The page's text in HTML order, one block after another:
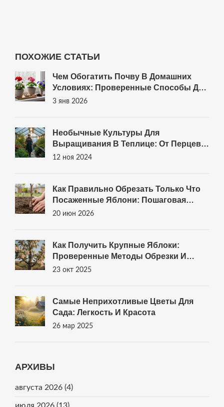
ПОХОЖИЕ СТАТЬИ
Чем Обогатить Почву В Домашних
Условиях: Проверенные Способы Для
Здоровых Цветов
3 янв 2026
Необычные Культуры Для
Выращивания В Теплице: От Перцев
До Зелени
12 ноя 2024
Как Правильно Обрезать Только Что
Посаженные Яблони: Пошаговая
Инструкция Для Новичков
20 июн 2026
Как Получить Крупные Яблоки:
Проверенные Методы Обрезки И
Ухода
23 окт 2025
Самые Неприхотливые Цветы Для
Сада: Легкость И Красота
26 мар 2025
АРХИВЫ
августа 2026 (4)